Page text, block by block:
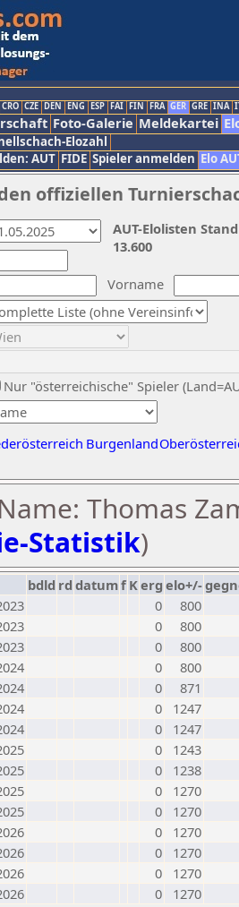
CRO CZE DEN ENG ESP FAI FIN FRA GER GRE INA
Foto-Galerie Meldekartei
Elozahl
AUT FIDE Spieler anmelden Elo
offiziellen
Vorname
Nur "österreichische" Spieler
Burgenland
AUT-Elolisten
13.600
Thomas
Statistik)
bdld rd datumf Kerg elo+/-
0
800
0
800
0
800
0
800
0
871
0
1247
0
1247
0
1243
0
1238
0
1270
0
1270
0
1270
0
1270
0
1270
0 1270